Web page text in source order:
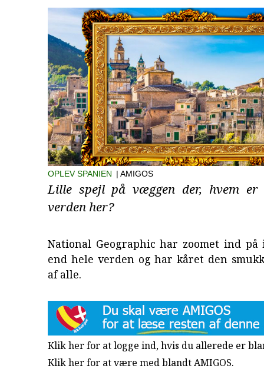
OPLEV SPANIEN | AMIGOS
Lille spejl på væggen der, hvem er
verden her?
National Geographic har zoomet ind
end hele verden og har kåret den
af alle.
Klik her for at logge ind, hvis du allerede er
Klik her for at være med blandt AMIGOS.